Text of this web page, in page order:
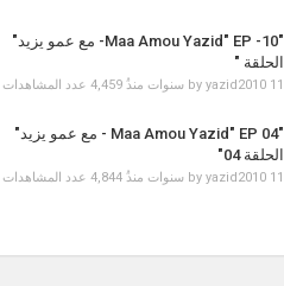
"Maa Amou Yazid" EP -10- مع عمو يزيد"
الحلقة "
by yazid2010 11 سنوات منذُ 4,459 عدد المشاهدات
"Maa Amou Yazid" EP 04 - مع عمو يزيد"
الحلقة 04"
by yazid2010 11 سنوات منذُ 4,844 عدد المشاهدات